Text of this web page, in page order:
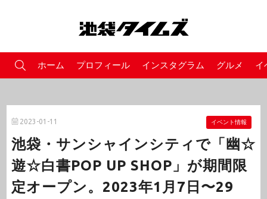
ホーム プロフィール インスタグラム グルメ イ
2023-01-11 イベント情報
池袋・サンシャインシティで「幽☆
遊☆白書POP UP SHOP」が期間限
定オープン。2023年1月7日〜29